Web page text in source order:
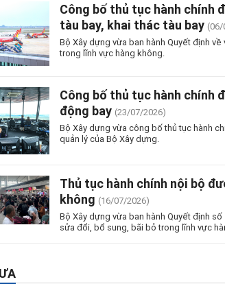
Công bố thủ tục hành chính
tàu bay, khai thác tàu bay
Bộ Xây dựng vừa ban hành Quyết định
trong lĩnh vực hàng không.
Công bố thủ tục hành chính
động bay (23/07/2026)
Bộ Xây dựng vừa công bố thủ tục hành
quản lý của Bộ Xây dựng.
Thủ tục hành chính nội bộ
không (16/07/2026)
Bộ Xây dựng vừa ban hành Quyết định
sửa đổi, bổ sung, bãi bỏ trong lĩnh vực